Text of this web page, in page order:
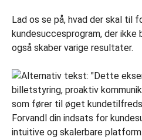
Lad os se på, hvad der skal til
kundesuccesprogram, der ikke
også skaber varige resultater.